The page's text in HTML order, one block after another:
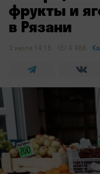
фрукты и
в Рязани
3 июля 14:15 4 466